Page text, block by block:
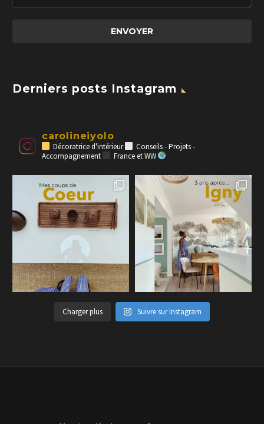
Derniers posts Instagram
carolineiyolo
Décoratrice d'intérieur
Conseils - Projets -
Accompagnement
France et WW
Charger plus Suivre sur Instagram